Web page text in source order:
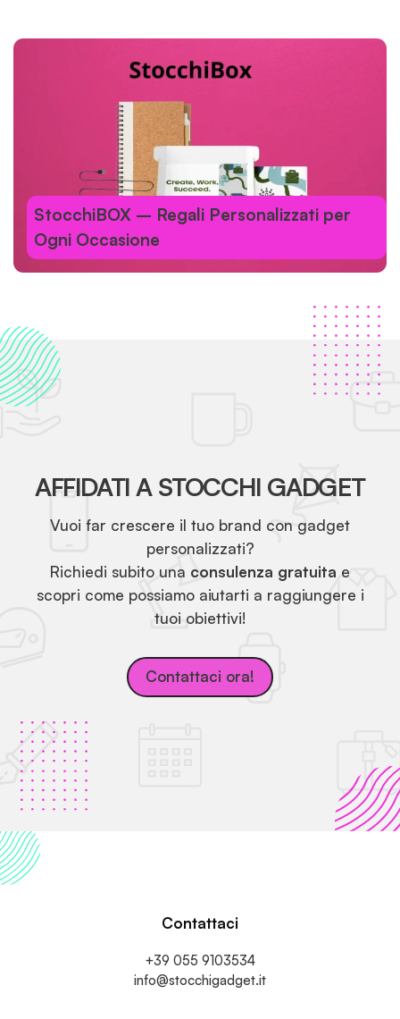
StocchiBOX – Regali Personalizzati per
Ogni Occasione
AFFIDATI A STOCCHI GADGET
Vuoi far crescere il tuo brand con gadget
personalizzati?
Richiedi subito una consulenza gratuita e
scopri come possiamo aiutarti a raggiungere i
tuoi obiettivi!
Contattaci ora!
Contattaci
+39 055 9103534
info@stocchigadget.it